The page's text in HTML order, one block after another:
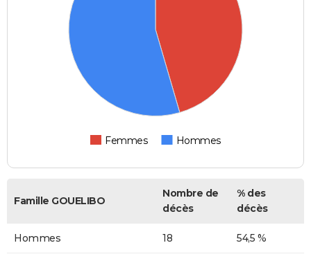
Femmes Hommes
Famille GOUELIBO
Nombre de
décès
% des
décès
Hommes 18 54,5 %